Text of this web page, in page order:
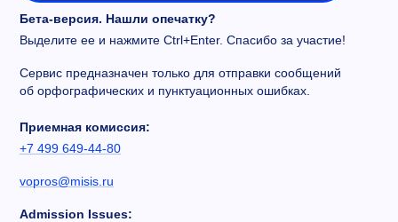
Бета-версия. Нашли опечатку?
Выделите ее и нажмите Ctrl+Enter. Спасибо за участие!
Сервис предназначен только для отправки сообщений
об орфографических и пунктуационных ошибках.
Приемная комиссия:
+7 499 649-44-80
vopros@misis.ru
Admission Issues: